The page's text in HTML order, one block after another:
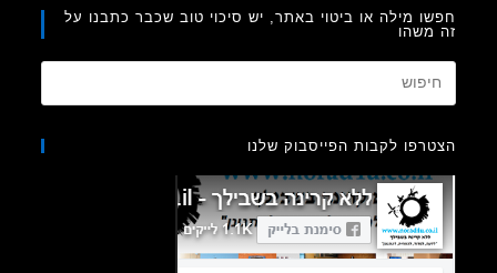
מילה או ביטוי באתר, יש סיכוי טוב שכבר כתבנו על
Escape
לקבות הפייסבוק שלנו